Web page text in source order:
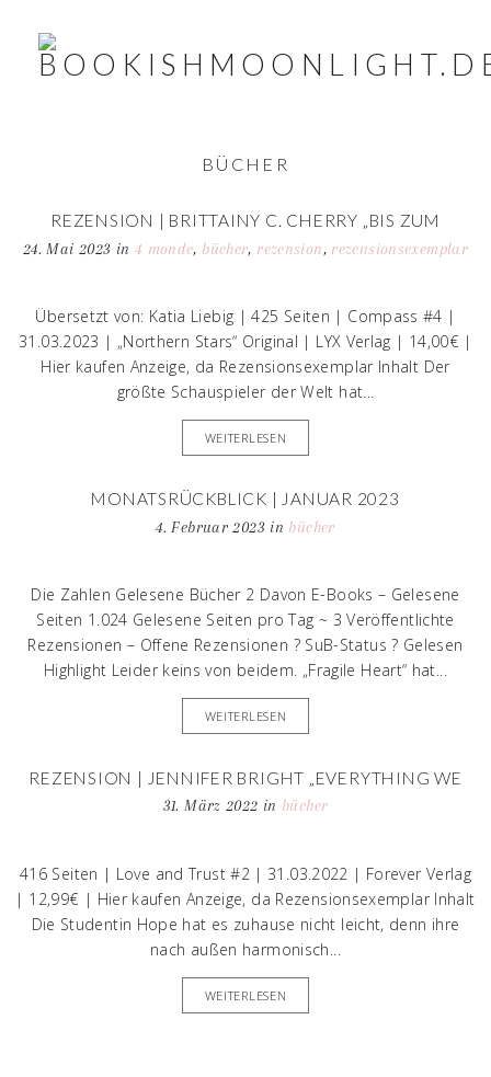
BÜCHER
REZENSION | BRITTAINY C. CHERRY „BIS ZUM
HELLSTEN MORGEN“
24. Mai 2023 in 4 monde, bücher, rezension, rezensionsexemplar
Übersetzt von: Katia Liebig | 425 Seiten | Compass #4 |
31.03.2023 | „Northern Stars“ Original | LYX Verlag | 14,00€ |
Hier kaufen Anzeige, da Rezensionsexemplar Inhalt Der
größte Schauspieler der Welt hat...
WEITERLESEN
MONATSRÜCKBLICK | JANUAR 2023
4. Februar 2023 in bücher
Die Zahlen Gelesene Bücher 2 Davon E-Books – Gelesene
Seiten 1.024 Gelesene Seiten pro Tag ~ 3 Veröffentlichte
Rezensionen – Offene Rezensionen ? SuB-Status ? Gelesen
Highlight Leider keins von beidem. „Fragile Heart“ hat...
WEITERLESEN
REZENSION | JENNIFER BRIGHT „EVERYTHING WE
LOST“
31. März 2022 in bücher
416 Seiten | Love and Trust #2 | 31.03.2022 | Forever Verlag
| 12,99€ | Hier kaufen Anzeige, da Rezensionsexemplar Inhalt
Die Studentin Hope hat es zuhause nicht leicht, denn ihre
nach außen harmonisch...
WEITERLESEN